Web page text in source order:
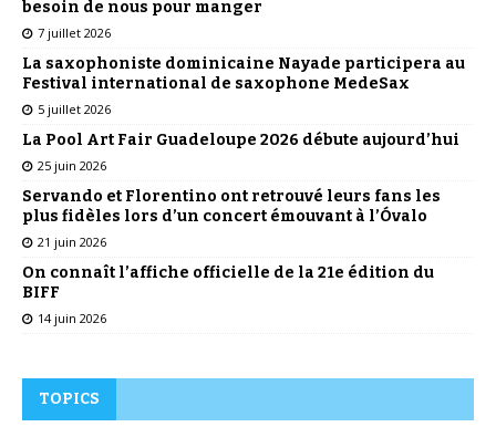
besoin de nous pour manger
7 juillet 2026
La saxophoniste dominicaine Nayade participera au
Festival international de saxophone MedeSax
5 juillet 2026
La Pool Art Fair Guadeloupe 2026 débute aujourd’hui
25 juin 2026
Servando et Florentino ont retrouvé leurs fans les
plus fidèles lors d’un concert émouvant à l’Óvalo
21 juin 2026
On connaît l’affiche officielle de la 21e édition du
BIFF
14 juin 2026
TOPICS